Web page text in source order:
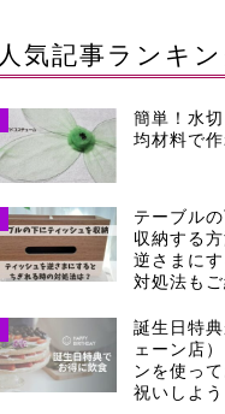
人気記事ランキ
簡単！水
均材料で
テーブル
収納する
逆さまに
対処法も
誕生日特
ェーン店
ンを使っ
祝いしよう